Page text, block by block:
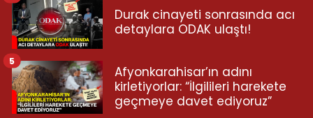
Durak cinayeti sonrasında acı
detaylara ODAK ulaştı!
Afyonkarahisar’ın adını
kirletiyorlar: “İlgilileri harekete
geçmeye davet ediyoruz”
5